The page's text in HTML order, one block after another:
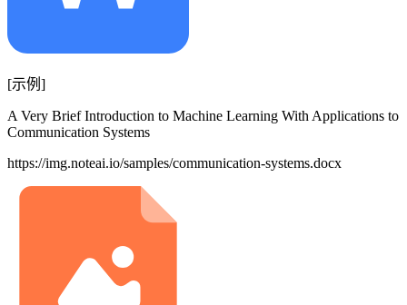
[示例]
A Very Brief Introduction to Machine Learning With Applications to
Communication Systems
https://img.noteai.io/samples/communication-systems.docx